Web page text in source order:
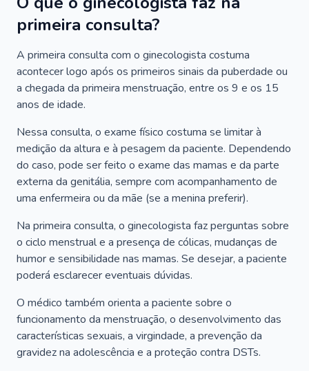
primeira consulta?
A primeira consulta com o ginecologista costuma
acontecer logo após os primeiros sinais da puberdade ou
a chegada da primeira menstruação, entre os 9 e os 15
anos de idade.
Nessa consulta, o exame físico costuma se limitar à
medição da altura e à pesagem da paciente. Dependendo
do caso, pode ser feito o exame das mamas e da parte
externa da genitália, sempre com acompanhamento de
uma enfermeira ou da mãe (se a menina preferir).
Na primeira consulta, o ginecologista faz perguntas sobre
o ciclo menstrual e a presença de cólicas, mudanças de
humor e sensibilidade nas mamas. Se desejar, a paciente
poderá esclarecer eventuais dúvidas.
O médico também orienta a paciente sobre o
funcionamento da menstruação, o desenvolvimento das
características sexuais, a virgindade, a prevenção da
gravidez na adolescência e a proteção contra DSTs.